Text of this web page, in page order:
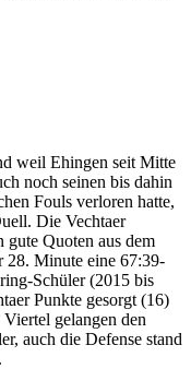
weil Ehingen seit Mitte
noch seinen bis dahin
Fouls verloren hatte,
Die Vechtaer
gute Quoten aus dem
28. Minute eine 67:39-
Schüler (2015 bis
Punkte gesorgt (16)
gelangen den
auch die Defense stand